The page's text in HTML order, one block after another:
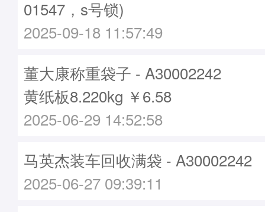
01547，s号锁)
2025-09-18 11:57:49
董大康称重袋子 - A30002242
黄纸板8.220kg ￥6.58
2025-06-29 14:52:58
马英杰装车回收满袋 - A30002242
2025-06-27 09:39:11